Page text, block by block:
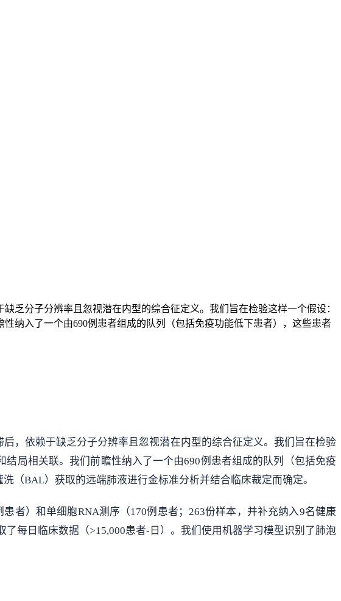
乏分子分辨率且忽视潜在内型的综合征定义。我们旨在检验这样一个假设：
纳入了一个由690例患者组成的队列（包括免疫功能低下患者），这些患者
，依赖于缺乏分子分辨率且忽视潜在内型的综合征定义。我们旨在检验
局相关联。我们前瞻性纳入了一个由690例患者组成的队列（包括免疫
（BAL）获取的远端肺液进行金标准分析并结合临床裁定而确定。
者）和单细胞RNA测序（170例患者；263份样本，并补充纳入9名健康
每日临床数据（>15,000患者-日）。我们使用机器学习模型识别了肺泡